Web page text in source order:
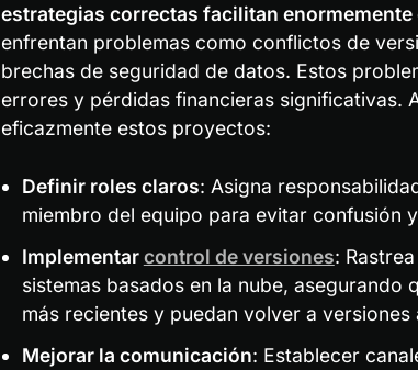
estrategias correctas facilitan enormemente
enfrentan problemas como conflictos de
brechas de seguridad de datos. Estos
errores y pérdidas financieras significativas.
eficazmente estos proyectos:
Definir roles claros: Asigna
miembro del equipo para evitar confusión
Implementar control de versiones:
sistemas basados en la nube,
más recientes y puedan volver a
Mejorar la comunicación: Establecer